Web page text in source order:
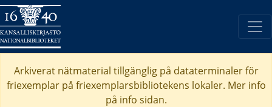
Arkiverat nätmaterial tillgänglig på dataterminaler för
friexemplar på friexemplarsbibliotekens lokaler. Mer info
på info sidan.